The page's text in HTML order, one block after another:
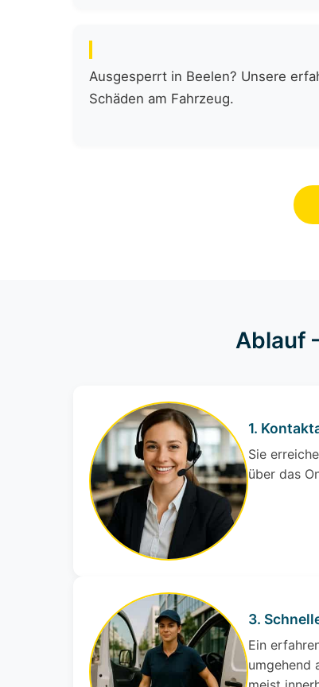
Ausgesperrt in Beelen? Unsere
Schäden am Fahrzeug.
Ablauf
1.
Sie
über das
3.
Ein
umgehend